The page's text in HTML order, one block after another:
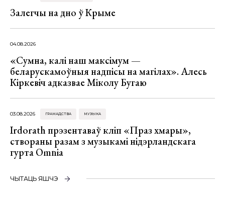
Залегчы на дно ў Крыме
04.08.2026
«Сумна, калі наш максімум —
беларускамоўныя надпісы на магілах». Алесь
Кіркевіч адказвае Міколу Бугаю
03.08.2026 ГРАМАДСТВА МУЗЫКА
Irdorath прэзентаваў кліп «Праз хмары»,
створаны разам з музыкамі нідэрландскага
гурта Omnia
ЧЫТАЦЬ ЯШЧЭ